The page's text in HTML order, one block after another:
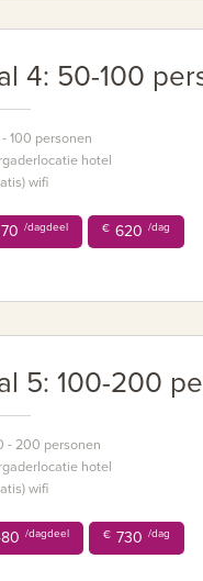
4: 50-100
100 personen
hotel
wifi
/dagdeel € 620 /dag
5: 100-200
- 200 personen
hotel
wifi
/dagdeel € 730 /dag